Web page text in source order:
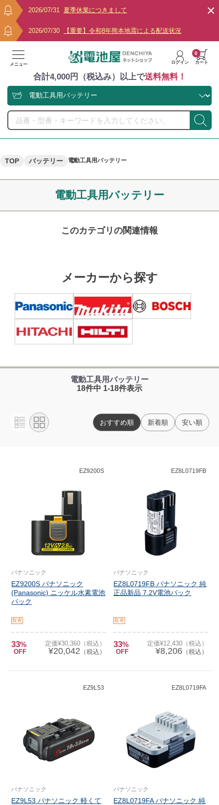
2026/07/31 夏季休業につきまして
2026/07/30 【重要】令和8年熊本地震による配送状況
メニュー ログイン カート
0
合計4,000円（税込み）以上で送料無料！
TOP バッテリー 電動工具用バッテリー
電動工具用バッテリー
このカテゴリの関連情報
メーカーから探す
電動工具用バッテリー
18件中 1-18件表示
おすすめ順 新着順 安い順
EZ9200S
パナソニック
EZ9200S パナソニック
(Panasonic) ニッケル水素電池
パック
取寄
33%
OFF
定価¥30,360（税込）
¥20,042 （税込）
EZ8L0719FB
パナソニック
EZ8L0719FB パナソニック 純
正品新品 7.2V電池パック
取寄
33%
OFF
定価¥12,430（税込）
¥8,206（税込）
EZ9L53
パナソニック
EZ9L53 パナソニック 軽くて
EZ8L0719FA
パナソニック
EZ8L0719FA パナソニック 純